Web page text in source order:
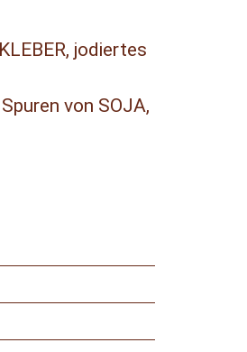
jodiertes
von SOJA,